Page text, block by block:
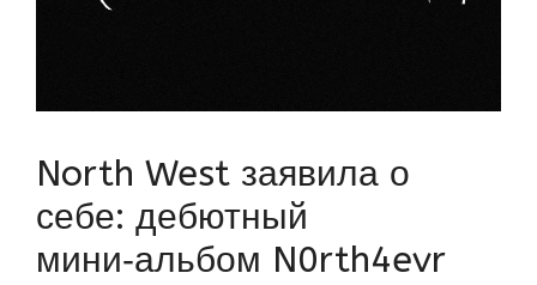
North West заявила о
себе: дебютный
мини‑альбом N0rth4evr